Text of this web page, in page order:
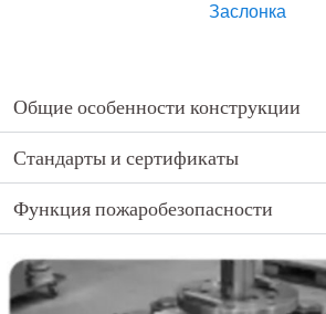
Заслонка
Общие особенности конструкции
Стандарты и сертификаты
Функция пожаробезопасности